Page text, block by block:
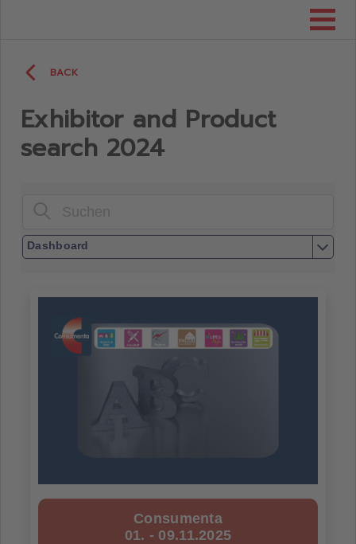
BACK
Exhibitor and Product
search 2024
Dashboard
Aussteller nach Kategorien
Consumenta Aussteller
Favoriten (0)
Consumenta
01. - 09.11.2025